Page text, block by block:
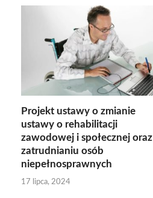
Projekt ustawy o zmianie
ustawy o rehabilitacji
zawodowej i społecznej oraz
zatrudnianiu osób
niepełnosprawnych
17 lipca, 2024